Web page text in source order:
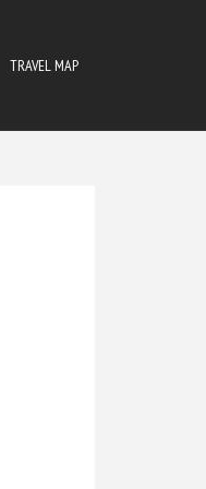
TRAVEL MAP